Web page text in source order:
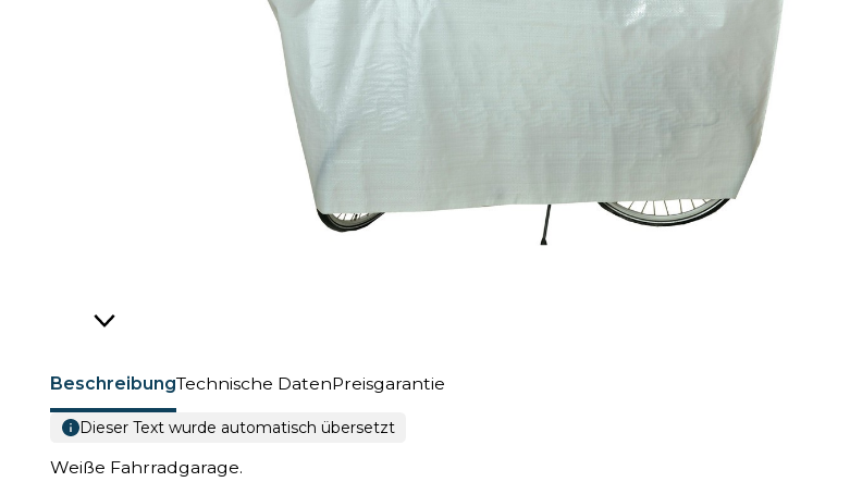
BeschreibungTechnische DatenPreisgarantie
Dieser Text wurde automatisch übersetzt
Weiße Fahrradgarage.